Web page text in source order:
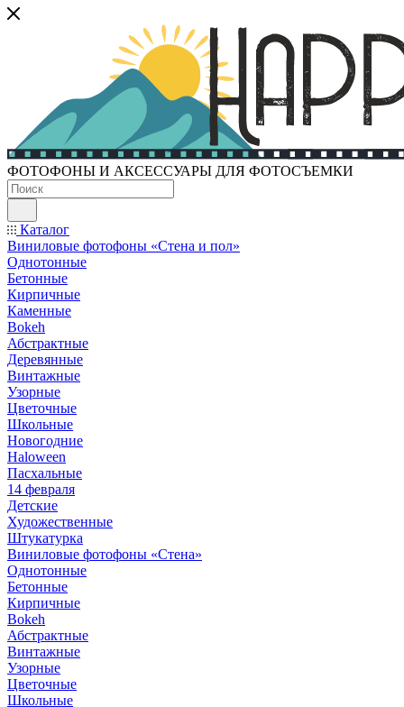
ФОТОФОНЫ И АКСЕССУАРЫ ДЛЯ ФОТОСЪЕМКИ
Каталог
Виниловые фотофоны «Стена и пол»
Однотонные
Бетонные
Кирпичные
Каменные
Bokeh
Абстрактные
Деревянные
Винтажные
Узорные
Цветочные
Школьные
Новогодние
Haloween
Пасхальные
14 февраля
Детские
Художественные
Штукатурка
Виниловые фотофоны «Стена»
Однотонные
Бетонные
Кирпичные
Bokeh
Абстрактные
Винтажные
Узорные
Цветочные
Школьные